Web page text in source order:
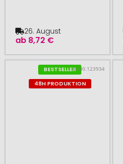
ab 8,72 €
26. August
BESTSELLER
48H PRODUKTION
# 500.123934